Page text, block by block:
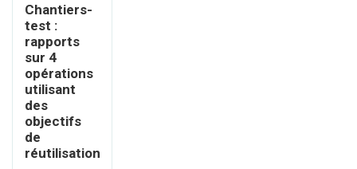
Chantiers-
test :
rapports
sur 4
opérations
utilisant
des
objectifs
de
réutilisation